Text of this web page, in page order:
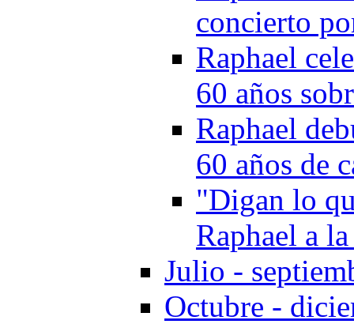
concierto
Raphael
60 años
Raphael
60 años de
"Digan lo
Raphael a
Julio -
Octubre -